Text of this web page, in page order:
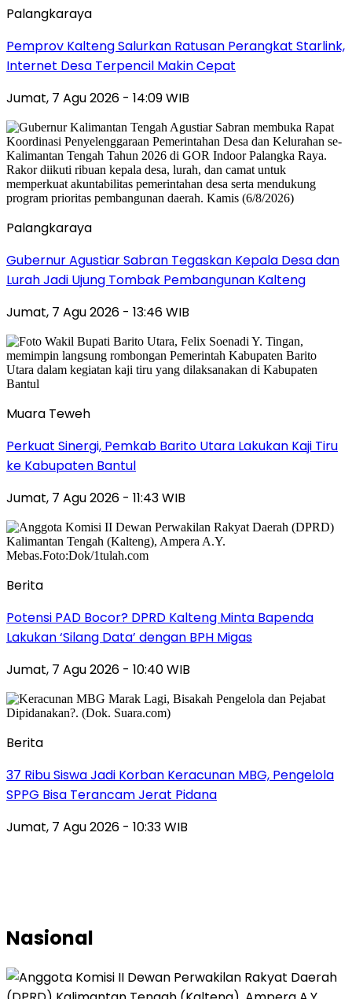
Palangkaraya
Pemprov Kalteng Salurkan Ratusan Perangkat Starlink,
Internet Desa Terpencil Makin Cepat
Jumat, 7 Agu 2026 - 14:09 WIB
Palangkaraya
Gubernur Agustiar Sabran Tegaskan Kepala Desa dan
Lurah Jadi Ujung Tombak Pembangunan Kalteng
Jumat, 7 Agu 2026 - 13:46 WIB
Muara Teweh
Perkuat Sinergi, Pemkab Barito Utara Lakukan Kaji Tiru
ke Kabupaten Bantul
Jumat, 7 Agu 2026 - 11:43 WIB
Berita
Potensi PAD Bocor? DPRD Kalteng Minta Bapenda
Lakukan ‘Silang Data’ dengan BPH Migas
Jumat, 7 Agu 2026 - 10:40 WIB
Berita
37 Ribu Siswa Jadi Korban Keracunan MBG, Pengelola
SPPG Bisa Terancam Jerat Pidana
Jumat, 7 Agu 2026 - 10:33 WIB
Nasional